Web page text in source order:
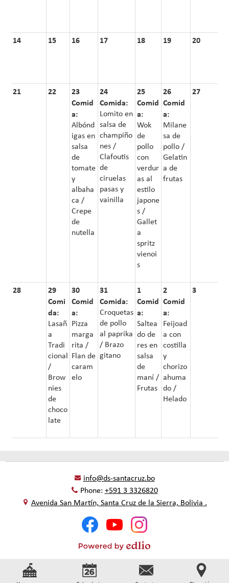
14 15 16 17 18 19 20
21 22
23
Comid
a:
Albónd
igas en
salsa
de
tomate
y
albaha
ca /
Crepe
de
nutella
24
Comida:
Lomito en
salsa de
champiño
nes /
Clafoutis
de
ciruelas
pasas y
vainilla
25
Comid
a:
Wok
de
pollo
con
verdur
as al
estilo
japone
s /
Gallet
a
spritz
vienoi
s
26
Comid
a:
Milane
sa de
pollo /
Gelatin
a de
frutas
27
28
29
Comi
da:
Lasañ
a
Tradi
cional
/
Brow
nies
de
choco
late
30
Comid
a:
Pizza
marga
rita /
Flan de
caram
elo
31
Comida:
Croquetas
de pollo
al paprika
/ Brazo
gitano
1
Comid
a:
Saltea
do de
res en
salsa
de
maní /
Frutas
2
Comid
a:
Feijoad
a con
costilla
y
chorizo
ahuma
do /
Helado
3
info@ds-santacruz.bo
Phone: +591 3 3326820
Avenida San Martín, Santa Cruz de la Sierra, Bolivia .
Social
Media
FacebookYouTubeInstagram
by
Edlio